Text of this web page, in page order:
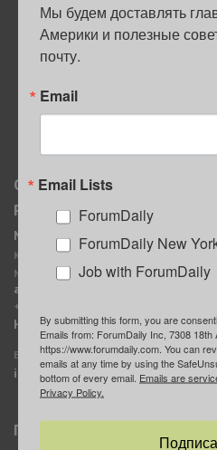
ОБРАЗОВАНИЕ
О нас
Реклама
MediaKit
Контактное лицо:
Марина Баранчук
ad@forumdaily.com
+1 347-604-1261
Наши рекламодатели
E-mail редакции:
info@forumdaily.com
Подписка
Мы будем доставлять
Америки и полезные
почту.
Email
Email Lists
ForumDaily
ForumDaily New
Job with ForumDaily
By submitting this form, you are
Emails from: ForumDaily Inc, 7308 18th
https://www.forumdaily.com. You can
emails at any time by using the
bottom of every email. Emails are
Privacy Policy.